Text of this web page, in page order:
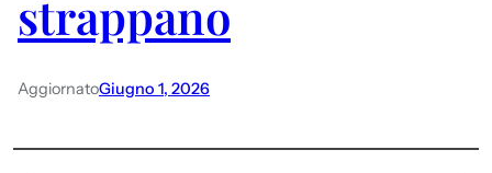
strappano
AggiornatoGiugno 1, 2026